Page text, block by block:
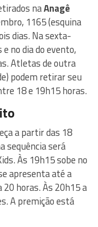
naAnagê
1165 (esquina
dias. Na sexta-
no dia do evento,
Atletas de outra
podem retirar seu
18 e 19h15 horas.
a partir das 18
sequência será
Às 19h15 sobe no
apresenta até a
horas. Às 20h15 a
A premição está